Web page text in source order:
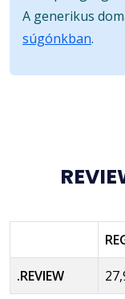
A generikus
súgónkban.
.REVIEW